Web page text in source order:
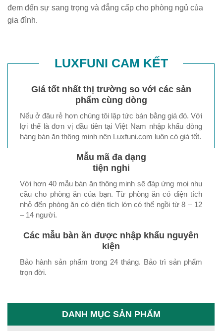
đem đến sự sang trọng và đẳng cấp cho phòng ngủ của
gia đình.
LUXFUNI CAM KẾT
Giá tốt nhất thị trường so với các sản
phẩm cùng dòng
Nếu ở đâu rẻ hơn chúng tôi lập tức bán bằng giá đó. Với
lợi thế là đơn vị đầu tiên tại Việt Nam nhập khẩu dòng
hàng bàn ăn thông minh nên Luxfuni.com luôn có giá tốt.
Mẫu mã đa dạng
tiện nghi
Với hơn 40 mẫu bàn ăn thông minh sẽ đáp ứng mọi nhu
cầu cho phòng ăn của bạn. Từ phòng ăn có diện tích
nhỏ đến phòng ăn có diện tích lớn có thể ngồi từ 8 – 12
– 14 người.
Các mẫu bàn ăn được nhập khẩu nguyên
kiện
Bảo hành sản phẩm trong 24 tháng. Bảo trì sản phẩm
trọn đời.
DANH MỤC SẢN PHẨM